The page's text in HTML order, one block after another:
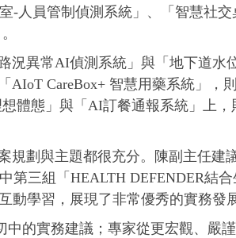
人員管制偵測系統」、「智慧社
異常AI偵測系統」與「地下道水
CareBox+ 智慧用藥系統」，
體態」與「AI訂餐通報系統」上
劃與主題都很充分。陳副主任建
三組「HEALTH DEFENDER結
學習，展現了非常優秀的實務發
的實務建議；專家從更宏觀、嚴